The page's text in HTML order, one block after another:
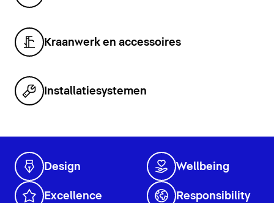
Kraanwerk en accessoires
Installatiesystemen
Design Wellbeing
Excellence Responsibility